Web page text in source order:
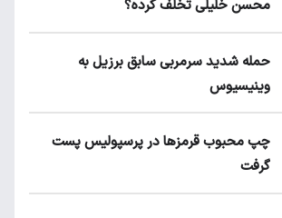
محسن خلیلی تخلف کرده؟
حمله شدید سرمربی سابق برزیل به
وینیسیوس
چپ محبوب قرمزها در پرسپولیس پست
گرفت